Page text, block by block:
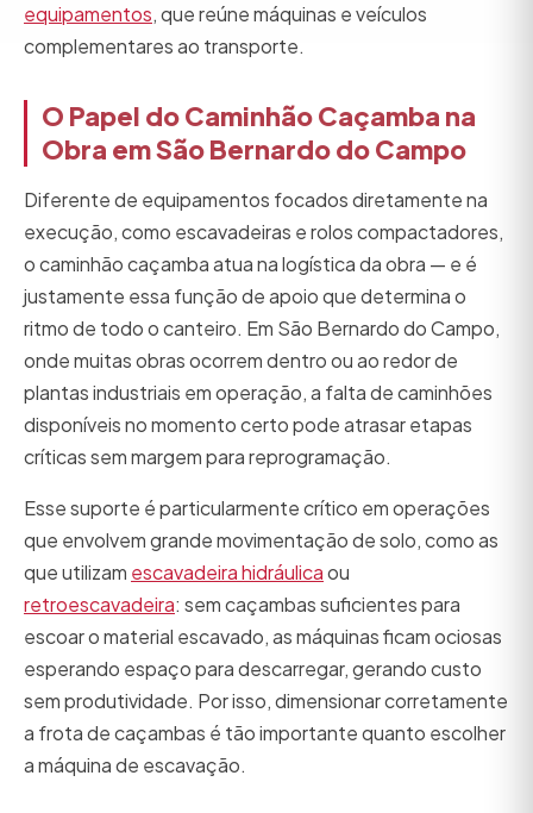
equipamentos, que reúne máquinas e veículos
complementares ao transporte.
O Papel do Caminhão Caçamba na
Obra em São Bernardo do Campo
Diferente de equipamentos focados diretamente na
execução, como escavadeiras e rolos compactadores,
o caminhão caçamba atua na logística da obra — e é
justamente essa função de apoio que determina o
ritmo de todo o canteiro. Em São Bernardo do Campo,
onde muitas obras ocorrem dentro ou ao redor de
plantas industriais em operação, a falta de caminhões
disponíveis no momento certo pode atrasar etapas
críticas sem margem para reprogramação.
Esse suporte é particularmente crítico em operações
que envolvem grande movimentação de solo, como as
que utilizam escavadeira hidráulicaou
retroescavadeira: sem caçambas suficientes para
escoar o material escavado, as máquinas ficam ociosas
esperando espaço para descarregar, gerando custo
sem produtividade. Por isso, dimensionar corretamente
a frota de caçambas é tão importante quanto escolher
a máquina de escavação.